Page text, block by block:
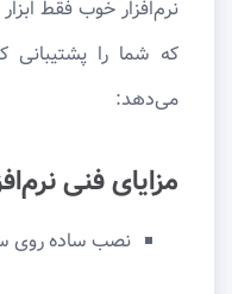
نرم‌افزار خوب فقط
که شما را پشتیبانی
می‌دهد:
مزایای فنی
نصب ساده روی